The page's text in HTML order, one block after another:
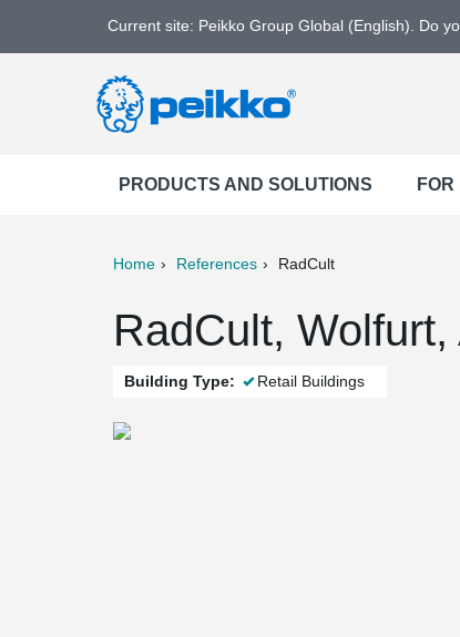
Current site: Peikko Group Global (English). Do
PRODUCTS AND SOLUTIONS
Home References RadCult
RadCult,
Building Type: Retail Buildings